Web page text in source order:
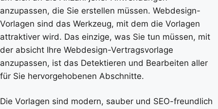
anzupassen, die Sie erstellen müssen. Webdesign-
Vorlagen sind das Werkzeug, mit dem die Vorlagen
attraktiver wird. Das einzige, was Sie tun müssen, mit
der absicht Ihre Webdesign-Vertragsvorlage
anzupassen, ist das Detektieren und Bearbeiten aller
für Sie hervorgehobenen Abschnitte.
Die Vorlagen sind modern, sauber und SEO-freundlich